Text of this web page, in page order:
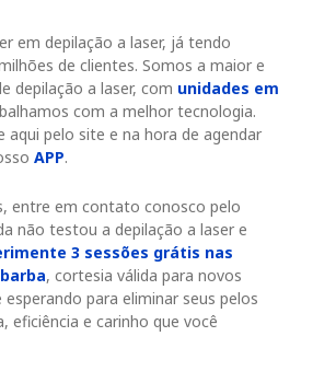
em depilação a laser, já tendo
de clientes. Somos a maior e
depilação a laser, com unidades em
com a melhor tecnologia.
pelo site e na hora de agendar
APP.
entre em contato conosco pelo
não testou a depilação a laser e
3 sessões grátis nas
, cortesia válida para novos
para eliminar seus pelos
eficiência e carinho que você